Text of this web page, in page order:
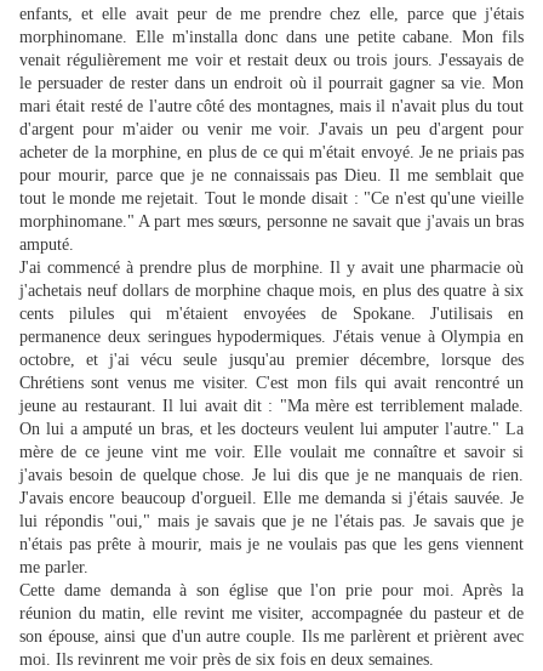
enfants, et elle avait peur de me prendre chez elle, parce que j'étais
morphinomane. Elle m'installa donc dans une petite cabane. Mon fils
venait régulièrement me voir et restait deux ou trois jours. J'essayais de
le persuader de rester dans un endroit où il pourrait gagner sa vie. Mon
mari était resté de l'autre côté des montagnes, mais il n'avait plus du tout
d'argent pour m'aider ou venir me voir. J'avais un peu d'argent pour
acheter de la morphine, en plus de ce qui m'était envoyé. Je ne priais pas
pour mourir, parce que je ne connaissais pas Dieu. Il me semblait que
tout le monde me rejetait. Tout le monde disait : "Ce n'est qu'une vieille
morphinomane." A part mes sœurs, personne ne savait que j'avais un bras
amputé.
J'ai commencé à prendre plus de morphine. Il y avait une pharmacie où
j'achetais neuf dollars de morphine chaque mois, en plus des quatre à six
cents pilules qui m'étaient envoyées de Spokane. J'utilisais en
permanence deux seringues hypodermiques. J'étais venue à Olympia en
octobre, et j'ai vécu seule jusqu'au premier décembre, lorsque des
Chrétiens sont venus me visiter. C'est mon fils qui avait rencontré un
jeune au restaurant. Il lui avait dit : "Ma mère est terriblement malade.
On lui a amputé un bras, et les docteurs veulent lui amputer l'autre." La
mère de ce jeune vint me voir. Elle voulait me connaître et savoir si
j'avais besoin de quelque chose. Je lui dis que je ne manquais de rien.
J'avais encore beaucoup d'orgueil. Elle me demanda si j'étais sauvée. Je
lui répondis "oui," mais je savais que je ne l'étais pas. Je savais que je
n'étais pas prête à mourir, mais je ne voulais pas que les gens viennent
me parler.
Cette dame demanda à son église que l'on prie pour moi. Après la
réunion du matin, elle revint me visiter, accompagnée du pasteur et de
son épouse, ainsi que d'un autre couple. Ils me parlèrent et prièrent avec
moi. Ils revinrent me voir près de six fois en deux semaines.